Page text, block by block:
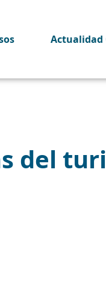
Actualidad
del